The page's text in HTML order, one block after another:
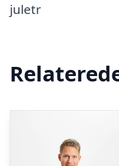
juletr